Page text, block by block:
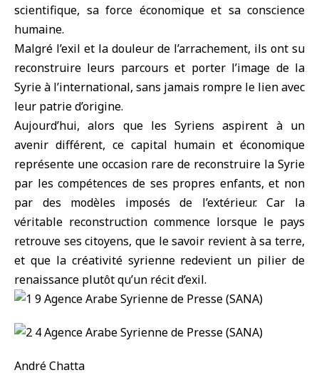
scientifique, sa force économique et sa conscience
humaine.
Malgré l’exil et la douleur de l’arrachement, ils ont su
reconstruire leurs parcours et porter l’image de la
Syrie à l’international, sans jamais rompre le lien avec
leur patrie d’origine.
Aujourd’hui, alors que les Syriens aspirent à un
avenir différent, ce capital humain et économique
représente une occasion rare de reconstruire la Syrie
par les compétences de ses propres enfants, et non
par des modèles imposés de l’extérieur. Car la
véritable reconstruction commence lorsque le pays
retrouve ses citoyens, que le savoir revient à sa terre,
et que la créativité syrienne redevient un pilier de
renaissance plutôt qu’un récit d’exil.
André Chatta